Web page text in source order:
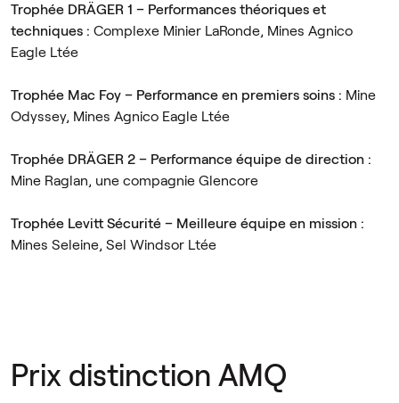
Trophée DRÄGER 1 – Performances théoriques et
techniques : Complexe Minier LaRonde, Mines Agnico
Eagle Ltée
Trophée Mac Foy – Performance en premiers soins : Mine
Odyssey, Mines Agnico Eagle Ltée
Trophée DRÄGER 2 – Performance équipe de direction :
Mine Raglan, une compagnie Glencore
Trophée Levitt Sécurité – Meilleure équipe en mission :
Mines Seleine, Sel Windsor Ltée
Prix distinction AMQ